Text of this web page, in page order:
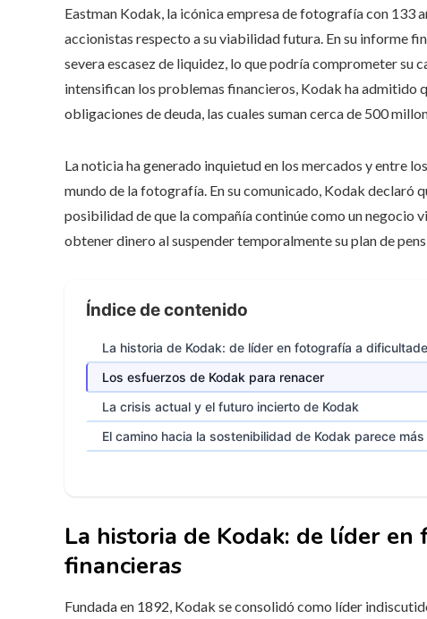
Eastman Kodak, la icónica empresa de fotografía con 133
accionistas respecto a su viabilidad futura. En su informe
severa escasez de liquidez, lo que podría comprometer su
intensifican los problemas financieros, Kodak ha admitido
obligaciones de deuda, las cuales suman cerca de 500
La noticia ha generado inquietud en los mercados y entre
mundo de la fotografía. En su comunicado, Kodak declaró
posibilidad de que la compañía continúe como un negocio
obtener dinero al suspender temporalmente su plan de
Índice de contenido
La historia de Kodak: de líder en fotografía a
Los esfuerzos de Kodak para renacer
La crisis actual y el futuro incierto de Kodak
El camino hacia la sostenibilidad de Kodak parece
La historia de Kodak: de líder
financieras
Fundada en 1892, Kodak se consolidó como líder